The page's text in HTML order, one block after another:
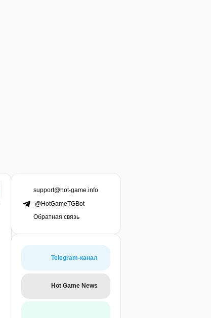
support@hot-game.info
@HotGameTGBot
Обратная связь
Telegram-канал
Hot Game News